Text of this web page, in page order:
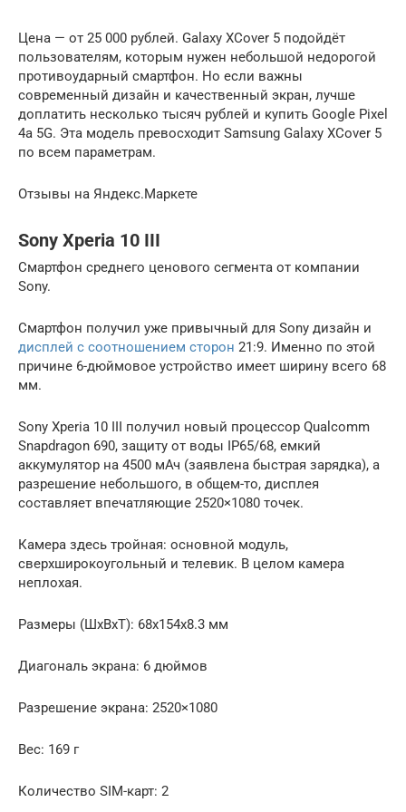
Цена — от 25 000 рублей. Galaxy XCover 5 подойдёт
пользователям, которым нужен небольшой недорогой
противоударный смартфон. Но если важны
современный дизайн и качественный экран, лучше
доплатить несколько тысяч рублей и купить Google Pixel
4a 5G. Эта модель превосходит Samsung Galaxy XCover 5
по всем параметрам.
Отзывы на Яндекс.Маркете
Sony Xperia 10 III
Смартфон среднего ценового сегмента от компании
Sony.
Смартфон получил уже привычный для Sony дизайн и
дисплей с соотношением сторон 21:9. Именно по этой
причине 6-дюймовое устройство имеет ширину всего 68
мм.
Sony Xperia 10 III получил новый процессор Qualcomm
Snapdragon 690, защиту от воды IP65/68, емкий
аккумулятор на 4500 мАч (заявлена быстрая зарядка), а
разрешение небольшого, в общем-то, дисплея
составляет впечатляющие 2520×1080 точек.
Камера здесь тройная: основной модуль,
сверхширокоугольный и телевик. В целом камера
неплохая.
Размеры (ШxВxТ): 68x154x8.3 мм
Диагональ экрана: 6 дюймов
Разрешение экрана: 2520×1080
Вес: 169 г
Количество SIM-карт: 2